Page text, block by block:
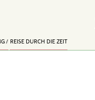
REISE DURCH DIE ZEIT